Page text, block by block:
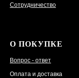
Сотрудничество
О ПОКУПКЕ
Вопрос - ответ
Оплата и доставка